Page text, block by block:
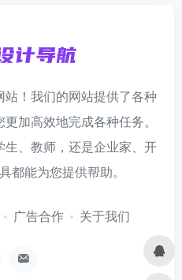
！我们的网站提供了各种
加高效地完成各种任务。
、教师，还是企业家、开
都能为您提供帮助。
广告合作 关于我们